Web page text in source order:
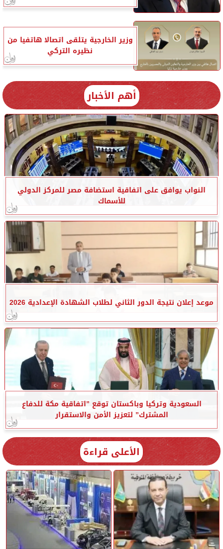
وزير الخارجية يتلقى اتصالا هاتفيا من
نظيره التركي
أهم الأخبار
النواب يوافق على اتفاقية استضافة مصر للمركز الدولي
للأسماك
موعد إعلان نتيجة الدور الثاني لطلاب الشهادة الإعدادية 2026
السعودية وتركيا وباكستان توقع ”اتفاقية مكة للدفاع
المشترك” لتعزيز الأمن والاستقرار
الأعلى قراءة